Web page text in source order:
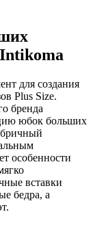
для создания
Plus Size.
бренда
юбок больших
особенности
вставки
бедра, а